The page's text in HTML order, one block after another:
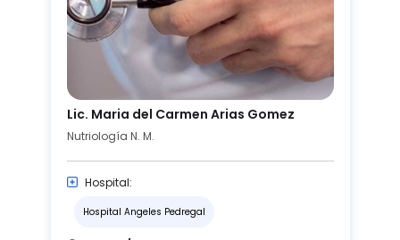
Lic. Maria del Carmen Arias Gomez
Nutriología N. M.
Hospital:
Hospital Angeles Pedregal